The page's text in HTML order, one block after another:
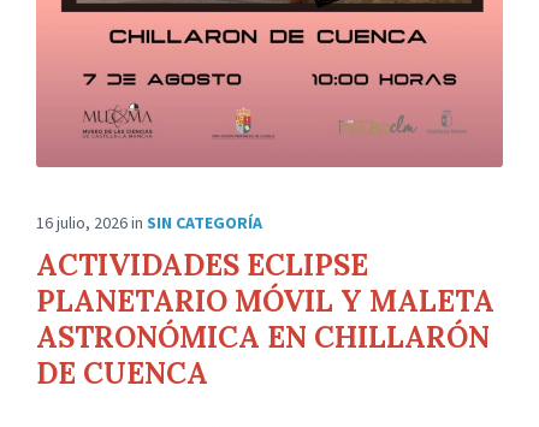
16 julio, 2026in SIN CATEGORÍA
ACTIVIDADES ECLIPSE
PLANETARIO MÓVIL Y MALETA
ASTRONÓMICA EN CHILLARÓN
DE CUENCA